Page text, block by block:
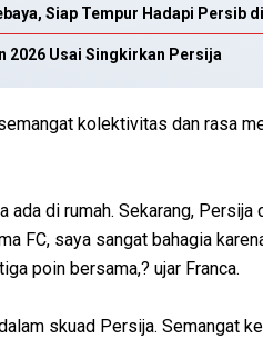
Siap Tempur Hadapi Persib di
2026 Usai Singkirkan Persija
kolektivitas dan rasa
ada di rumah. Sekarang,
FC, saya sangat bahagia
poin bersama,? ujar Franca.
skuad Persija. Semangat